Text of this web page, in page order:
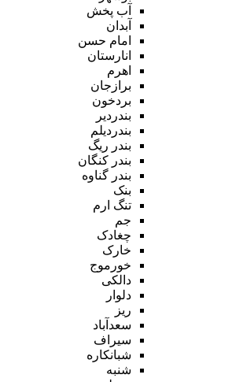
آب پخش
آبدان
امام حسن
انارستان
اهرم
برازجان
بردخون
بندردیر
بندردیلم
بندر ریگ
بندر کنگان
بندر گناوه
بنک
تنگ ارم
جم
چغادک
خارک
خورموج
دالکی
دلوار
ریز
سعدآباد
سیراف
شبانکاره
شنبه